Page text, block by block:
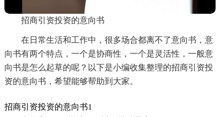
招商引资投资的意向书
在日常生活和工作中，很多场合都离不了意向书，意
向书有两个特点，一个是协商性，一个是灵活性，一般意
向书是怎么起草的呢？以下是小编收集整理的招商引资投
资的意向书，希望能够帮助到大家。
招商引资投资的意向书1